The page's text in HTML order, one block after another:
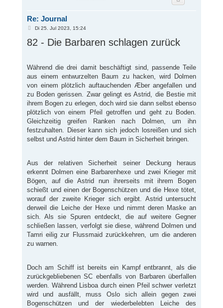
Re: Journal
B
i
t
g
Di 25. Jul 2023, 15:24
82 - Die Barbaren schlagen zurück
Während die drei damit beschäftigt sind, passende Teile
aus einem entwurzelten Baum zu hacken, wird Dolmen
von einem plötzlich auftauchenden Æber angefallen und
zu Boden gerissen. Zwar gelingt es Astrid, die Bestie mit
ihrem Bogen zu erlegen, doch wird sie dann selbst ebenso
plötzlich von einem Pfeil getroffen und geht zu Boden.
Gleichzeitig greifen Ranken nach Dolmen, um ihn
festzuhalten. Dieser kann sich jedoch losreißen und sich
selbst und Astrid hinter dem Baum in Sicherheit bringen.
Aus der relativen Sicherheit seiner Deckung heraus
erkennt Dolmen eine Barbarenhexe und zwei Krieger mit
Bögen, auf die Astrid nun ihrerseits mit ihrem Bogen
schießt und einen der Bogenschützen und die Hexe tötet,
worauf der zweite Krieger sich ergibt. Astrid untersucht
derweil die Leiche der Hexe und nimmt deren Maske an
sich. Als sie Spuren entdeckt, die auf weitere Gegner
schließen lassen, verfolgt sie diese, während Dolmen und
Tamri eilig zur Flussmaid zurückkehren, um die anderen
zu warnen.
Doch am Schiff ist bereits ein Kampf entbrannt, als die
zurückgebliebenen SC ebenfalls von Barbaren überfallen
werden. Während Lisboa durch einen Pfeil schwer verletzt
wird und ausfällt, muss Oslo sich allein gegen zwei
Bogenschützen und der wiederbelebten Leiche des